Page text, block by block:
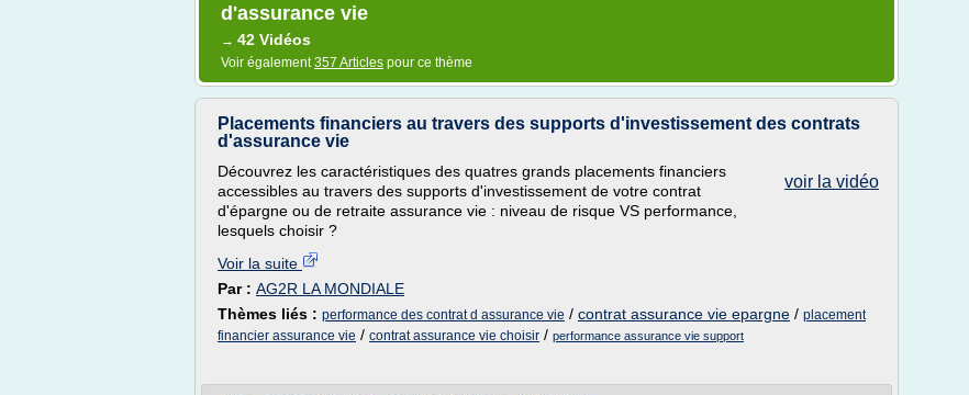
d'assurance vie
→ 42 Vidéos
Voir également357 Articles pour ce thème
Placements financiers au travers des supports d'investissement des contrats
d'assurance vie
voir la vidéo
Découvrez les caractéristiques des quatres grands placements financiers
accessibles au travers des supports d'investissement de votre contrat
d'épargne ou de retraite assurance vie : niveau de risque VS performance,
lesquels choisir ?
Voir la suite
Par : AG2R LA MONDIALE
Thèmes liés : performance des contrat d assurance vie / contrat assurance vie epargne / placement
financier assurance vie / contrat assurance vie choisir / performance assurance vie support